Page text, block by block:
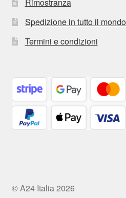
Spedizione in tutto il mondo
Termini e condizioni
© A24 Italia 2026